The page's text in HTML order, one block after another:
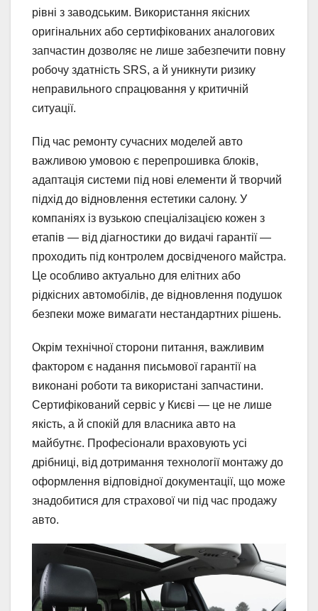
рівні з заводським. Використання якісних
оригінальних або сертифікованих аналогових
запчастин дозволяє не лише забезпечити повну
робочу здатність SRS, а й уникнути ризику
неправильного спрацювання у критичній
ситуації.
Під час ремонту сучасних моделей авто
важливою умовою є перепрошивка блоків,
адаптація системи під нові елементи й творчий
підхід до відновлення естетики салону. У
компаніях із вузькою спеціалізацією кожен з
етапів — від діагностики до видачі гарантії —
проходить під контролем досвідченого майстра.
Це особливо актуально для елітних або
рідкісних автомобілів, де відновлення подушок
безпеки може вимагати нестандартних рішень.
Окрім технічної сторони питання, важливим
фактором є надання письмової гарантії на
виконані роботи та використані запчастини.
Сертифікований сервіс у Києві — це не лише
якість, а й спокій для власника авто на
майбутнє. Професіонали враховують усі
дрібниці, від дотримання технології монтажу до
оформлення відповідної документації, що може
знадобитися для страхової чи під час продажу
авто.